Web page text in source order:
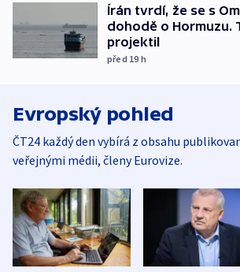
Írán tvrdí, že se s
dohodě o Hormuzu.
projektil
před 19 h
Evropský pohled
ČT24 každý den vybírá z obsahu
veřejnými médii, členy Eurovize.